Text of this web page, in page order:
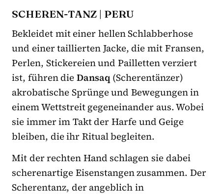
SCHEREN-TANZ | PERU
Bekleidet mit einer hellen Schlabberhose
und einer taillierten Jacke, die mit Fransen,
Perlen, Stickereien und Pailletten verziert
ist, führen dieDansaq (Scherentänzer)
akrobatische Sprünge und Bewegungen in
einem Wettstreit gegeneinander aus. Wobei
sie immer im Takt der Harfe und Geige
bleiben, die ihr Ritual begleiten.
Mit der rechten Hand schlagen sie dabei
scherenartige Eisenstangen zusammen. Der
Scherentanz, der angeblich in